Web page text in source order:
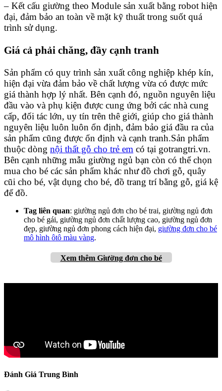
– Kết cấu giường theo Module sản xuất bằng robot hiện
đại, đảm bảo an toàn về mặt kỹ thuất trong suốt quá
trình sử dụng.
Giá cả phải chăng, đầy cạnh tranh
Sản phẩm có quy trình sản xuất công nghiệp khép kín,
hiện đại vừa đảm bảo về chất lượng vừa có được mức
giá thành hợp lý nhất. Bên cạnh đó, nguồn nguyên liệu
đầu vào và phụ kiện được cung ứng bởi các nhà cung
cấp, đối tác lớn, uy tín trên thê giới, giúp cho giá thành
nguyên liệu luôn luôn ổn định, đảm bảo giá đầu ra của
sản phẩm cũng được ổn định và cạnh tranh.Sản phẩm
thuộc dòng nội thất gỗ cho trẻ em có tại gotrangtri.vn.
Bên cạnh những mẫu giường ngủ bạn còn có thể chọn
mua cho bé các sản phẩm khác như đồ chơi gỗ, quây
cũi cho bé, vật dụng cho bé, đồ trang trí bằng gỗ, giá kệ
để đồ.
Tag liên quan: giường ngủ đơn cho bé trai, giường ngủ đơn
cho bé gái, giường ngủ đơn chất lượng cao, giường ngủ đơn
đẹp, giường ngủ đơn phong cách hiện đại, giường đơn cho bé
mô hình ôtô màu vàng.
Xem thêm Giường đơn cho bé
Đánh Giá Trung Bình